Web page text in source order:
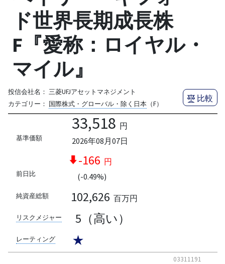
ド世界長期成長株
F『愛称：ロイヤル・
マイル』
投信会社名： 三菱UFJアセットマネジメント
カテゴリー： 国際株式・グローバル・除く日本（F）
比較
基準価額
33,518 円
2026年08月07日
前日比
-166 円
(-0.49%)
純資産総額 102,626 百万円
リスクメジャー 5（高い）
レーティング ★
03311191